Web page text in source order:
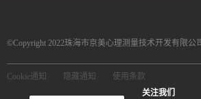
©Copyright 2022珠海市京美心理测量技术开发有限公
Cookie通知 隐藏通知
使用条款
关注我们